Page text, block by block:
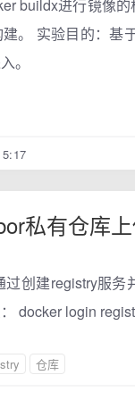
buildx进行镜像
。 实验目的：
。
私有仓库
过创建registry服
docker login
仓库